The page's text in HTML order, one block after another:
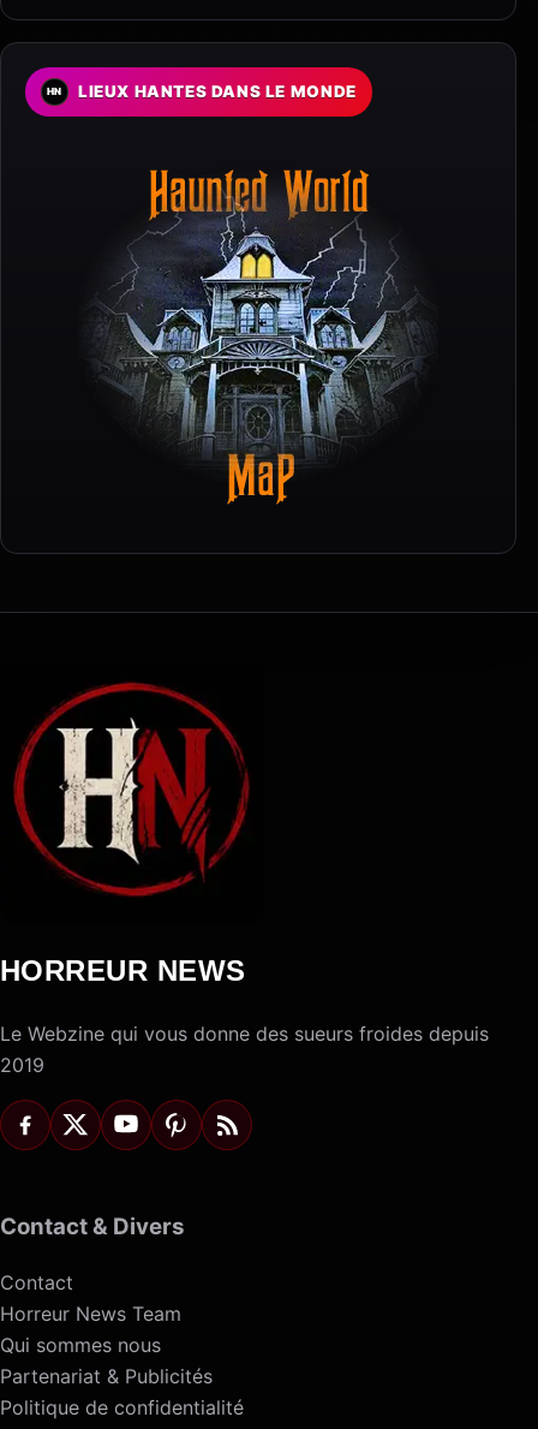
LIEUX HANTES DANS LE MONDE
HORREUR NEWS
Le Webzine qui vous donne des sueurs froides depuis
2019
Contact & Divers
Contact
Horreur News Team
Qui sommes nous
Partenariat & Publicités
Politique de confidentialité